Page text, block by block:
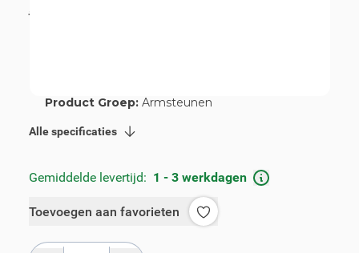
€ 120,00
Product Groep: Armsteunen
Alle specificaties
Gemiddelde levertijd: 1 - 3 werkdagen
Toevoegen aan favorieten